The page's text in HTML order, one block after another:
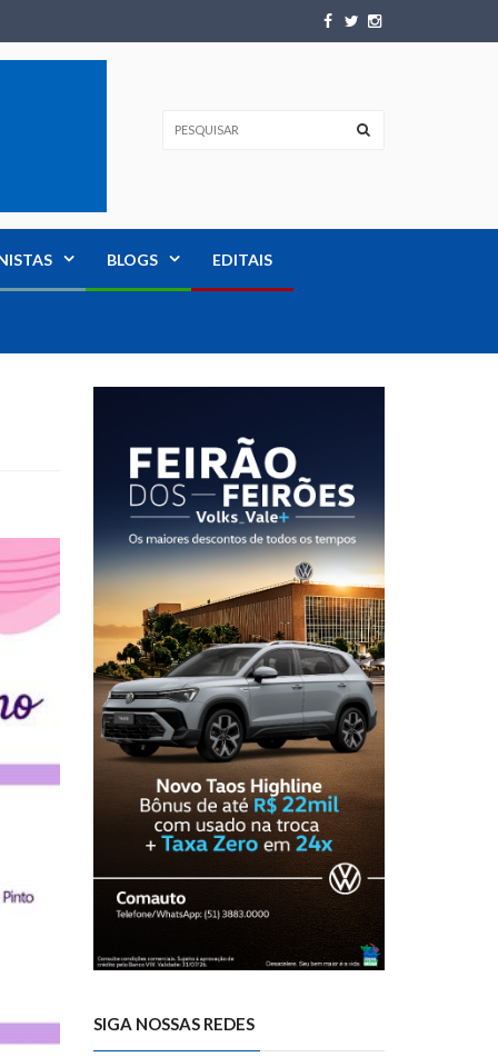
BLOGS EDITAIS
SIGA NOSSAS REDES